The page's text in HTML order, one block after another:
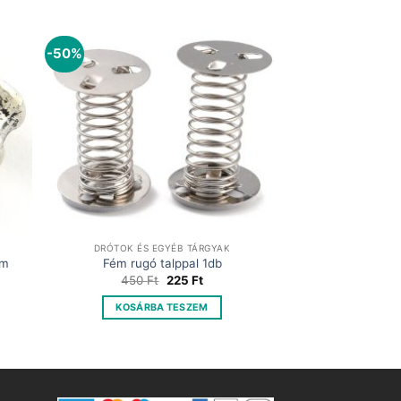
-50%
DRÓTOK ÉS EGYÉB TÁRGYAK
Fém rugó talppal 1db
450Ft Original
was:
450 Ft.
225 FtCurrent
is:
225 Ft.
KOSÁRBA TESZEM